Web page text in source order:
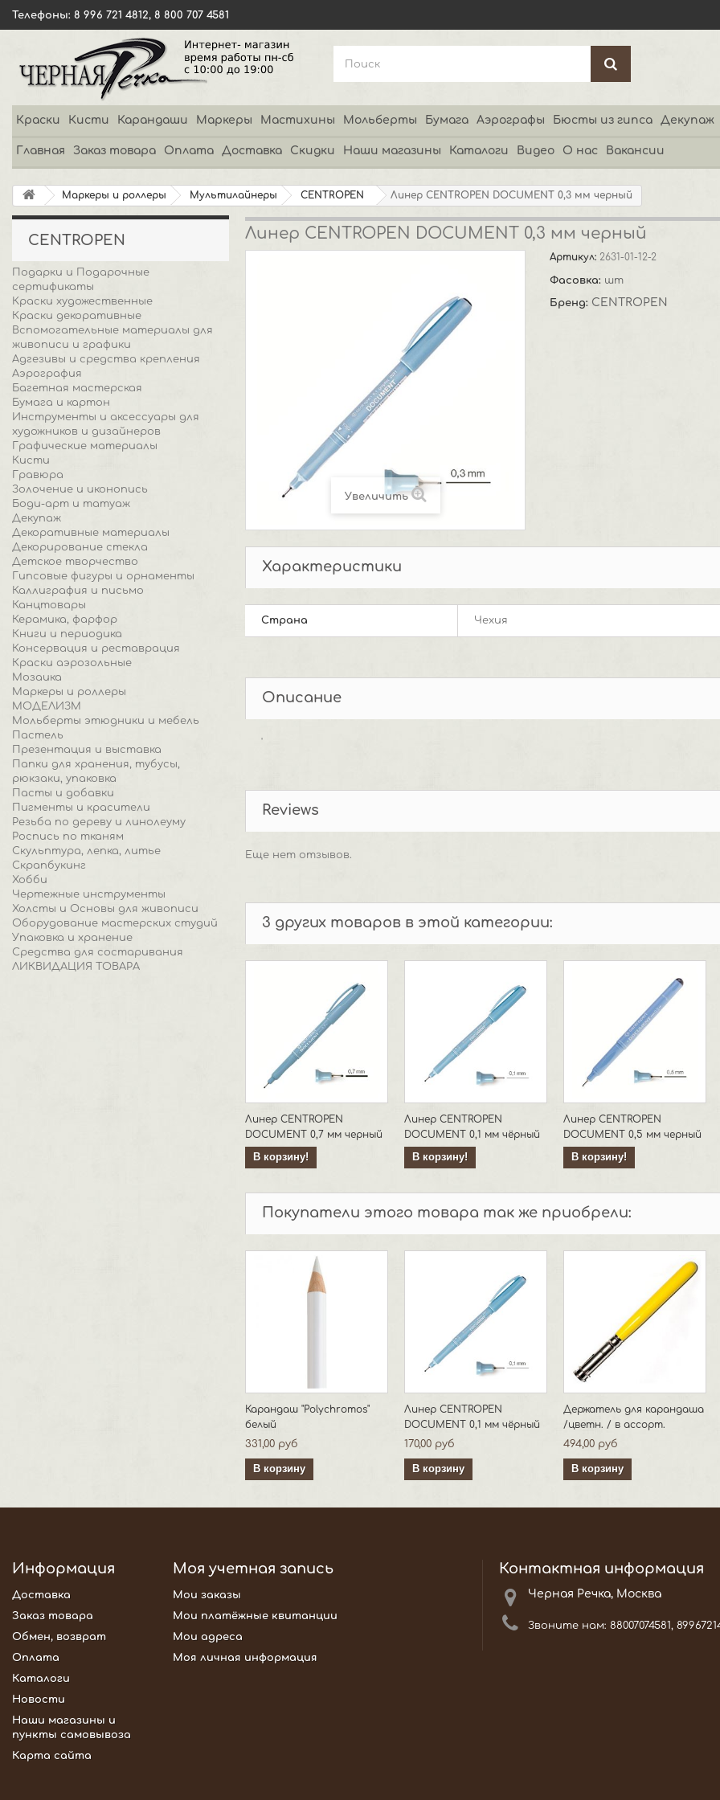
Телефоны: 8 996 721 4812, 8 800 707 4581
Краски Кисти Карандаши Маркеры Мастихины Мольберты Бумага Аэрографы Бюсты из гипса Декупаж
Главная Заказ товара Оплата Доставка Скидки Наши магазины Каталоги Видео О нас Вакансии
Маркеры и роллеры Мультилайнеры CENTROPEN Линер CENTROPEN DOCUMENT 0,3 мм черный
CENTROPEN
Подарки и Подарочные
сертификаты
Краски художественные
Краски декоративные
Вспомогательные материалы для
живописи и графики
Адгезивы и средства крепления
Аэрография
Багетная мастерская
Бумага и картон
Инструменты и аксессуары для
художников и дизайнеров
Графические материалы
Кисти
Гравюра
Золочение и иконопись
Боди-арт и татуаж
Декупаж
Декоративные материалы
Декорирование стекла
Детское творчество
Гипсовые фигуры и орнаменты
Каллиграфия и письмо
Канцтовары
Керамика, фарфор
Книги и периодика
Консервация и реставрация
Краски аэрозольные
Мозаика
Маркеры и роллеры
МОДЕЛИЗМ
Мольберты этюдники и мебель
Пастель
Презентация и выставка
Папки для хранения, тубусы,
рюкзаки, упаковка
Пасты и добавки
Пигменты и красители
Резьба по дереву и линолеуму
Роспись по тканям
Скульптура, лепка, литье
Скрапбукинг
Хобби
Чертежные инструменты
Холсты и Основы для живописи
Оборудование мастерских студий
Упаковка и хранение
Средства для состаривания
ЛИКВИДАЦИЯ ТОВАРА
Линер CENTROPEN DOCUMENT 0,3 мм черный
Увеличить
Артикул: 2631-01-12-2
Фасовка: шт
Бренд: CENTROPEN
Характеристики
Страна Чехия
Описание
'
Reviews
Еще нет отзывов.
3 других товаров в этой категории:
Линер CENTROPEN
DOCUMENT 0,7 мм черный
В корзину!
Линер CENTROPEN
DOCUMENT 0,1 мм чёрный
В корзину!
Линер CENTROPEN
DOCUMENT 0,5 мм черный
В корзину!
Покупатели этого товара так же приобрели:
Карандаш "Polychromos"
белый
331,00 руб
В корзину
Линер CENTROPEN
DOCUMENT 0,1 мм чёрный
170,00 руб
В корзину
Держатель для карандаша
/цветн. / в ассорт.
494,00 руб
В корзину
Информация
Доставка
Заказ товара
Обмен, возврат
Оплата
Каталоги
Новости
Наши магазины и
пункты самовывоза
Карта сайта
Моя учетная запись
Мои заказы
Мои платёжные квитанции
Мои адреса
Моя личная информация
Контактная информация
Черная Речка, Москва
Звоните нам: 88007074581,